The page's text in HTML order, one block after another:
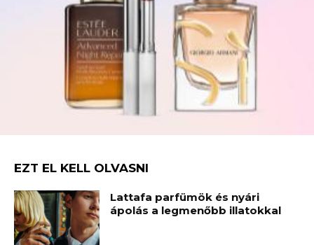
EZT EL KELL OLVASNI
Lattafa parfümök és nyári
ápolás a legmenőbb illatokkal